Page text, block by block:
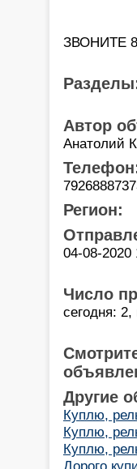
ЗВОНИТЕ
Автор
Анатолий
Регион:
04-08-2020
Число
сегодня: 2,
Другие
Куплю,
Куплю,
Куплю,
Дорого